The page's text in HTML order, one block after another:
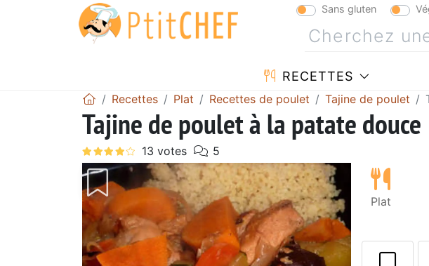
Sans gluten
RECETTES
Recettes Plat Recettes de poulet Tajine de poulet
Tajine de poulet à la patate douce
Plat